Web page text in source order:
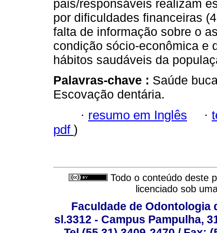
pais/responsáveis realizam
por dificuldades financeiras
falta de informação sobre o
condição sócio-econômica e
hábitos saudáveis da
Palavras-chave : Saúde
Escovação dentária.
· resumo em Inglês ·
pdf )
Todo o conteúdo deste
licenciado sob
Faculdade de Odontologia
sl.3312 - Campus Pampulha,